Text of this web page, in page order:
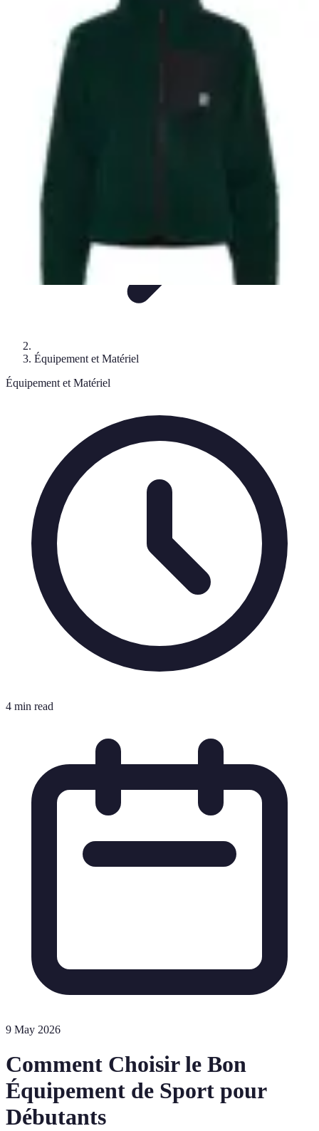
TechRunning
Easy Sport Advice
Équipement et Matériel
Équipement et Matériel
4 min read
9 May 2026
Comment Choisir le Bon
Équipement de Sport pour
Débutants